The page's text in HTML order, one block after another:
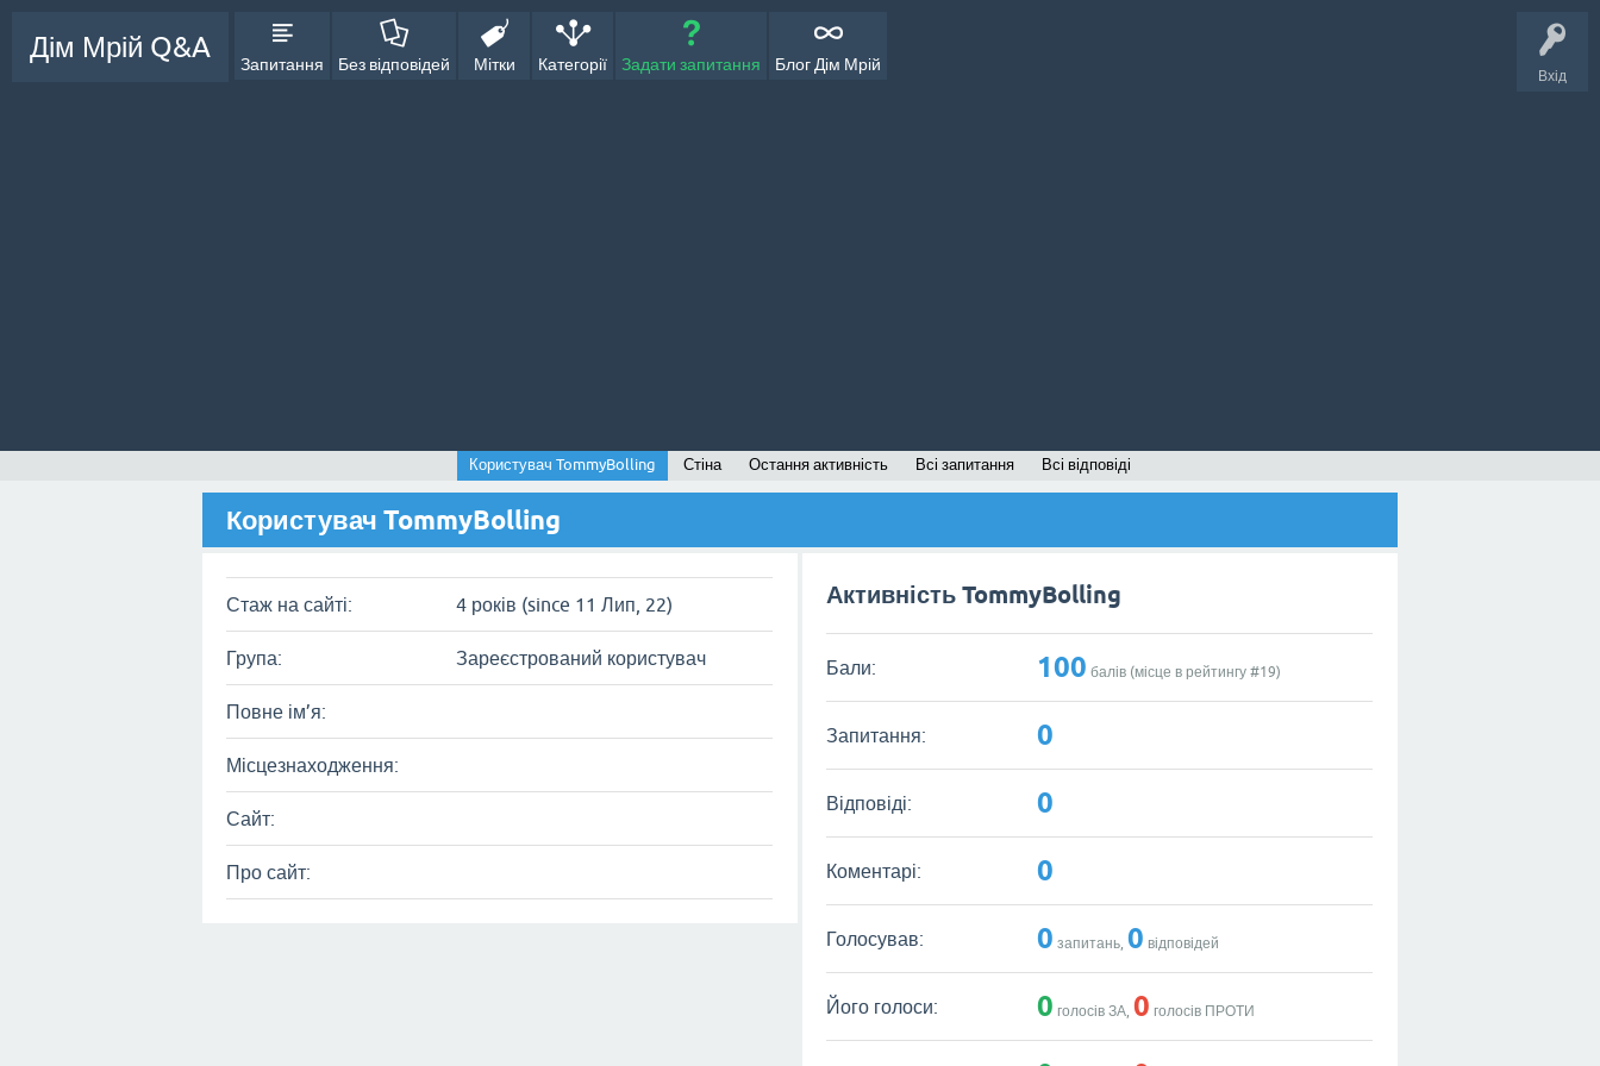
Вхід
Дім Мрій Q&A
Запитання Без відповідей Мітки Категорії Задати запитання Блог Дім Мрій
Користувач TommyBolling Стіна Остання активність Всі запитання Всі відповіді
Користувач TommyBolling
Стаж на сайті: 4 років (since 11 Лип, 22)
Група: Зареєстрований користувач
Повне ім’я:
Місцезнаходження:
Сайт:
Про сайт:
Активність TommyBolling
Бали: 100 балів (місце в рейтингу #19)
Запитання: 0
Відповіді: 0
Коментарі: 0
Голосував: 0 запитань,0 відповідей
Його голоси: 0 голосів ЗА,0 голосів ПРОТИ